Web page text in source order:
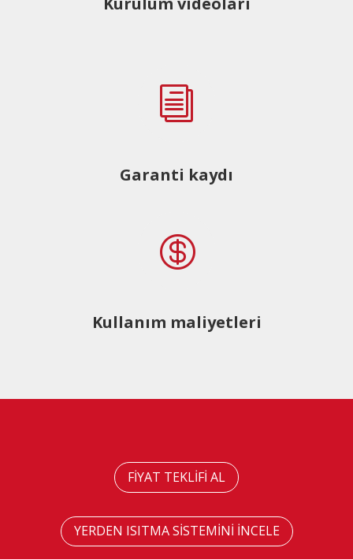
i
Garanti kaydı

Kullanım maliyetleri
FİYAT TEKLİFİ AL
YERDEN ISITMA SİSTEMİNİ İNCELE